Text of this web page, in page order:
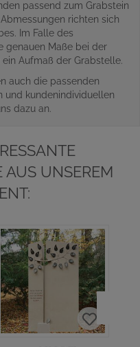
passend zum Grabstein
richten sich
Im Falle des
genauen Maße bei der
Aufmaß der Grabstelle.
auch die passenden
und kundenindividuellen
dazu an.
AUS UNSEREM